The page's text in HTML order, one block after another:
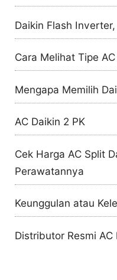
Daikin Flash
Cara Melihat Tipe
Mengapa Memilih
AC Daikin 2 PK
Cek Harga AC Split
Perawatannya
Keunggulan atau
Distributor Resmi AC